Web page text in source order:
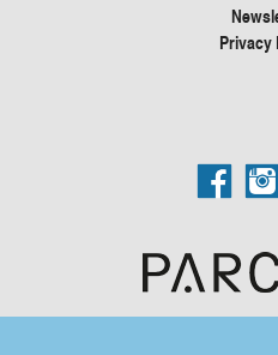
Privacy